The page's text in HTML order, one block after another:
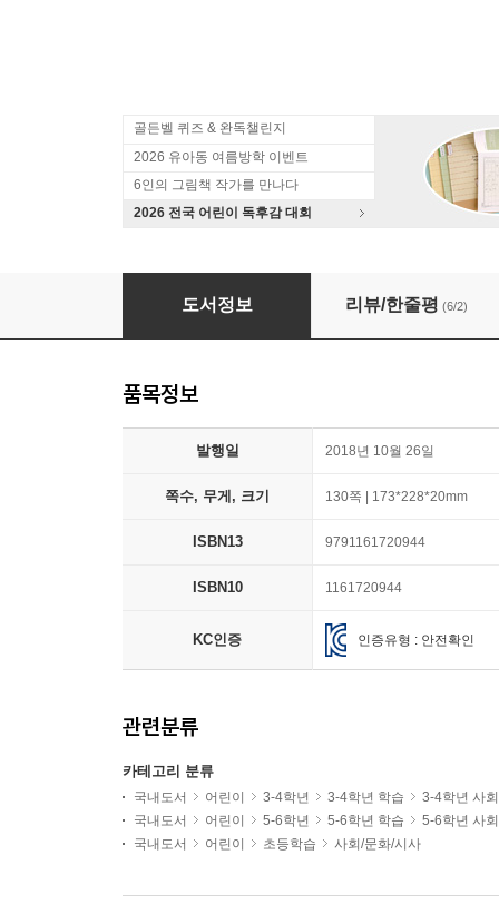
골든벨 퀴즈 & 완독챌린지
2026 유아동 여름방학 이벤트
6인의 그림책 작가를 만나다
2026 전국 어린이 독후감 대회
도서정보 리뷰/한줄평 (6/2)
품목정보
발행일 2018년 10월 26일
쪽수, 무게, 크기 130쪽 | 173*228*20mm
ISBN13 9791161720944
ISBN10 1161720944
KC인증 인증유형 : 안전확인
관련분류
카테고리 분류
국내도서 어린이 3-4학년 3-4학년 학습
3-4학년 사
국내도서
어린이 5-6학년 5-6학년 학습
5-6학년 사
국내도서
어린이 초등학습 사회/문화/시사